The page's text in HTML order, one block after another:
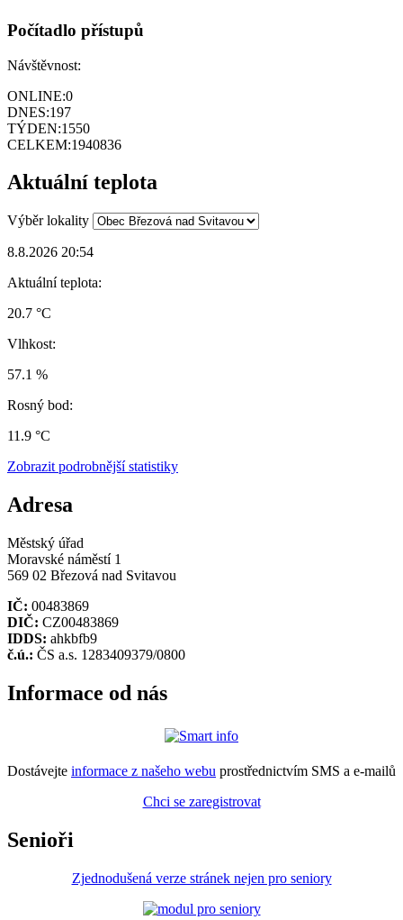
Počítadlo přístupů
Návštěvnost:
ONLINE:0
DNES:197
TÝDEN:1550
CELKEM:1940836
Aktuální teplota
Výběr lokality
8.8.2026 20:54
Aktuální teplota:
20.7 °C
Vlhkost:
57.1 %
Rosný bod:
11.9 °C
Zobrazit podrobnější statistiky
Adresa
Městský úřad
Moravské náměstí 1
569 02 Březová nad Svitavou
IČ: 00483869
DIČ: CZ00483869
IDDS: ahkbfb9
č.ú.: ČS a.s. 1283409379/0800
Informace od nás
Dostávejte informace z našeho webu prostřednictvím SMS a e-mailů
Chci se zaregistrovat
Senioři
Zjednodušená verze stránek nejen pro seniory